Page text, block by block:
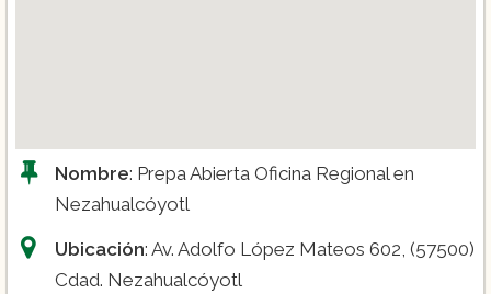
Nombre: Prepa Abierta Oficina Regional en
Nezahualcóyotl
Ubicación: Av. Adolfo López Mateos 602, (57500)
Cdad. Nezahualcóyotl